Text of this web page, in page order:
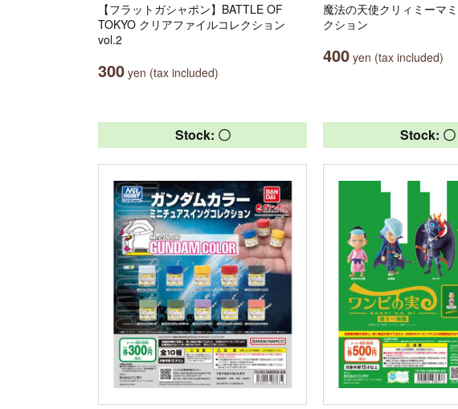
【フラットガシャポン】BATTLE OF
TOKYO クリアファイルコレクション
vol.2
300 yen (tax included)
魔法の天使クリィミーマ
クション
400 yen (tax included)
Stock: 〇 Stock: 〇